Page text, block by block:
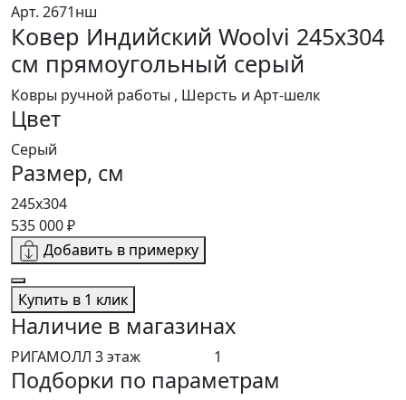
Арт. 2671нш
Ковер Индийский Woolvi 245x304
см прямоугольный серый
Ковры ручной работы , Шерсть и Арт-шелк
Цвет
Серый
Размер, см
245x304
535 000 ₽
Добавить в примерку
Купить в 1 клик
Наличие в магазинах
РИГАМОЛЛ 3 этаж 1
Подборки по параметрам